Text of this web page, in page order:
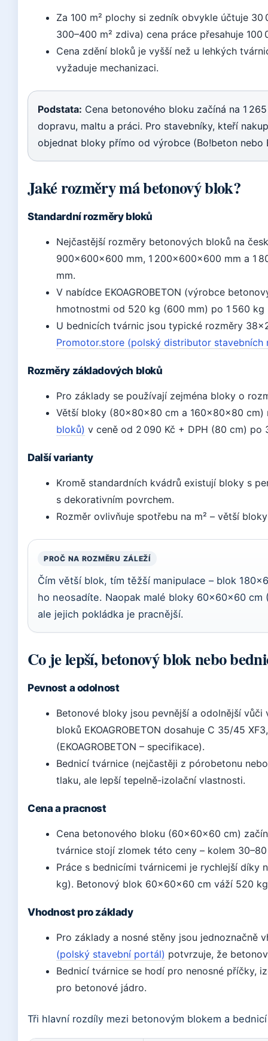
Za 100 m² plochy si zedník obvykle účtuje
300–400 m² zdiva) cena práce přesahuje 100
Cena zdění bloků je vyšší než u lehkých
vyžaduje mechanizaci.
Podstata: Cena betonového bloku začíná na 1
dopravu, maltu a práci. Pro stavebníky, kteří
objednat bloky přímo od výrobce (Bo!beton nebo
Jaké rozměry má betonový blok?
Standardní rozměry bloků
Nejčastější rozměry betonových bloků na
900×600×600 mm, 1 200×600×600 mm a 1
mm.
V nabídce EKOAGROBETON (výrobce
hmotnostmi od 520 kg (600 mm) po 1 560 kg
U bednicích tvárnic jsou typické rozměry
Promotor.store (polský distributor stavebních
Rozměry základových bloků
Pro základy se používají zejména bloky o
Větší bloky (80×80×80 cm a 160×80×80
bloků) v ceně od 2 090 Kč + DPH (80 cm) po
Další varianty
Kromě standardních kvádrů existují bloky s
s dekorativním povrchem.
Rozměr ovlivňuje spotřebu na m² – větší
PROČ NA ROZMĚRU ZÁLEŽÍ
Čím větší blok, tím těžší manipulace – blok
ho neosadíte. Naopak malé bloky 60×60×60
ale jejich pokládka je pracnější.
Co je lepší, betonový blok nebo
Pevnost a odolnost
Betonové bloky jsou pevnější a odolnější
bloků EKOAGROBETON dosahuje C 35/45
(EKOAGROBETON – specifikace).
Bednicí tvárnice (nejčastěji z pórobetonu
tlaku, ale lepší tepelně-izolační vlastnosti.
Cena a pracnost
Cena betonového bloku (60×60×60 cm)
tvárnice stojí zlomek této ceny – kolem
Práce s bednicími tvárnicemi je rychlejší díky
kg). Betonový blok 60×60×60 cm váží 520
Vhodnost pro základy
Pro základy a nosné stěny jsou jednoznačně
(polský stavební portál) potvrzuje, že
Bednicí tvárnice se hodí pro nenosné příčky,
pro betonové jádro.
Tři hlavní rozdíly mezi betonovým blokem a